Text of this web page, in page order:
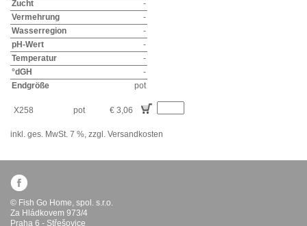
Zucht
-
Vermehrung
-
Wasserregion
-
pH-Wert
-
Temperatur
-
°dGH
-
Endgröße
pot
X258 pot € 3,06
inkl. ges. MwSt. 7 %, zzgl. Versandkosten
© Fish Go Home, spol. s.r.o.
Za Hládkovem 973/4
Praha 6 - Střešovice